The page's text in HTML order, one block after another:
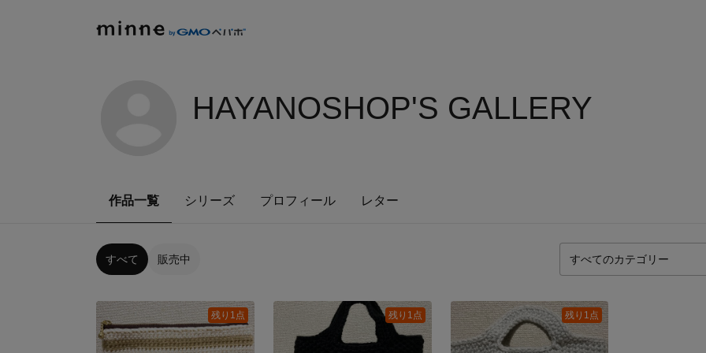
HAYANOSHOP'S GALLERY
作品一覧 シリーズ プロフィール レター
すべて 販売中
残り1点 残り1点 残り1点